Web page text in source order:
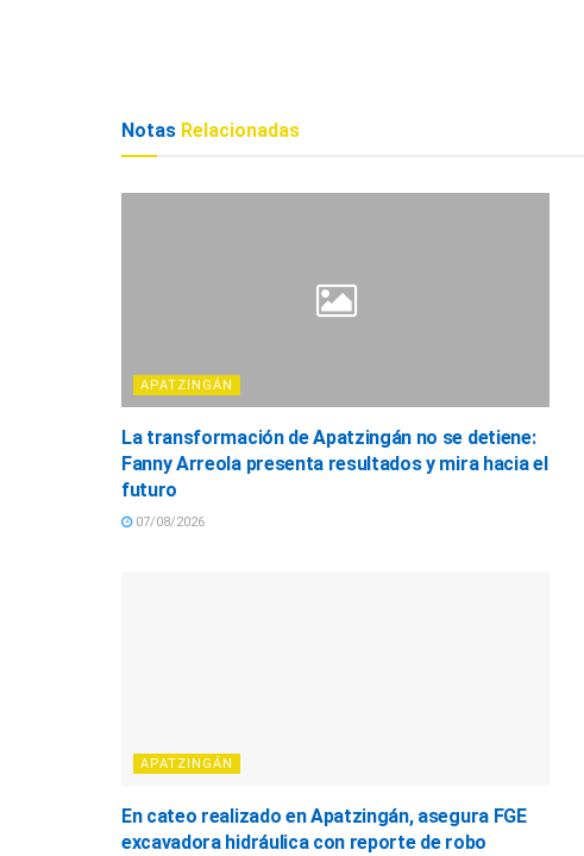
Notas Relacionadas
APATZINGÁN
La transformación de Apatzingán no se detiene:
Fanny Arreola presenta resultados y mira hacia el
futuro
07/08/2026
APATZINGÁN
En cateo realizado en Apatzingán, asegura FGE
excavadora hidráulica con reporte de robo